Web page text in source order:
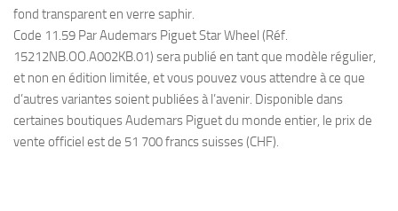
fond transparent en verre saphir.
Code 11.59 Par Audemars Piguet Star Wheel (Réf.
15212NB.OO.A002KB.01) sera publié en tant que modèle régulier,
et non en édition limitée, et vous pouvez vous attendre à ce que
d’autres variantes soient publiées à l’avenir. Disponible dans
certaines boutiques Audemars Piguet du monde entier, le prix de
vente officiel est de 51 700 francs suisses (CHF).